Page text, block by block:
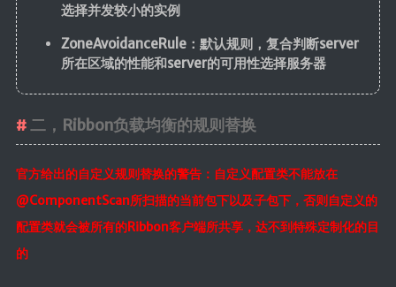
选择并发较小的实例
ZoneAvoidanceRule：默认规则，复合判断server
所在区域的性能和server的可用性选择服务器
二，Ribbon负载均衡的规则替换
官方给出的自定义规则替换的警告：自定义配置类不能放在
@ComponentScan所扫描的当前包下以及子包下，否则自定义的
配置类就会被所有的Ribbon客户端所共享，达不到特殊定制化的目
的